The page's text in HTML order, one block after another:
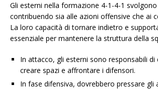
Gli esterni nella formazione 4-1-4-1
contribuendo sia alle azioni offensive che ai
La loro capacità di tornare indietro e
essenziale per mantenere la struttura della
In attacco, gli esterni sono responsabili
creare spazi e affrontare i difensori.
In fase difensiva, dovrebbero pressare gli